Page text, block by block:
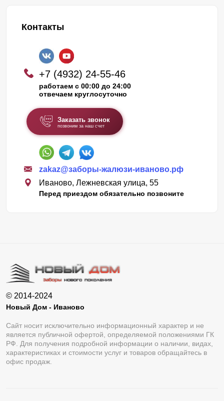
Контакты
+7 (4932) 24-55-46
работаем с 00:00 до 24:00
отвечаем круглосуточно
Заказать звонок
позвоним за наш счет
zakaz@заборы-жалюзи-иваново.рф
Иваново, Лежневская улица, 55
Перед приездом обязательно позвоните
© 2014-2024
Новый Дом - Иваново
Сайт носит исключительно информационный характер и не
является публичной офертой, определяемой положениями ГК
РФ. Для получения подробной информации о наличии, видах,
характеристиках и стоимости услуг и товаров обращайтесь в
офис продаж.